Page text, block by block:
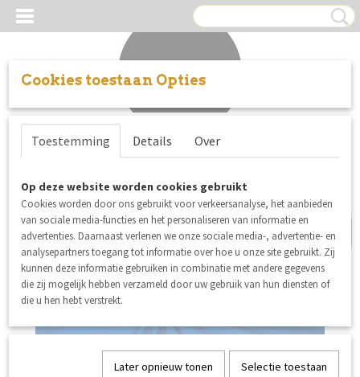
Inloggen Registreren
Cookies toestaan Opties
Toestemming Details Over
Op deze website worden cookies gebruikt
Cookies worden door ons gebruikt voor verkeersanalyse, het aanbieden
van sociale media-functies en het personaliseren van informatie en
advertenties. Daarnaast verlenen we onze sociale media-, advertentie- en
analysepartners toegang tot informatie over hoe u onze site gebruikt. Zij
kunnen deze informatie gebruiken in combinatie met andere gegevens
die zij mogelijk hebben verzameld door uw gebruik van hun diensten of
die u hen hebt verstrekt.
Later opnieuw tonen Selectie toestaan